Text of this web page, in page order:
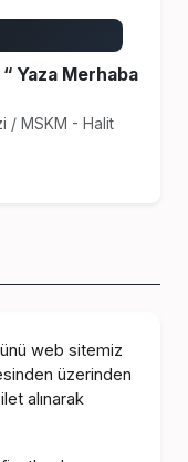
Yaza Merhaba
/ MSKM - Halit
web sitemiz
üzerinden
alınarak